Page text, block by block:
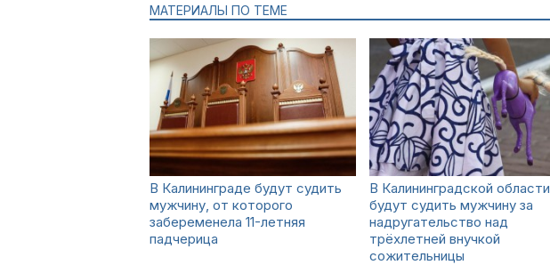
МАТЕРИАЛЫ ПО ТЕМЕ
В Калининграде будут судить
мужчину, от которого
забеременела 11-летняя
падчерица
В Калининградской области
будут судить мужчину за
надругательство над
трёхлетней внучкой
сожительницы